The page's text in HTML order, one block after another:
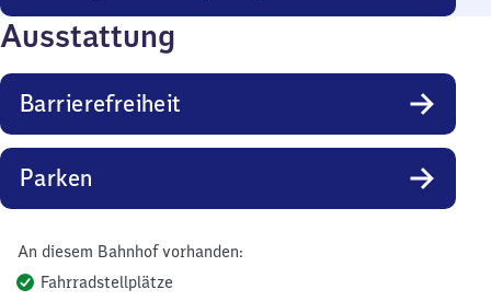
Ausstattung
Barrierefreiheit
Parken
An diesem Bahnhof vorhanden:
Fahrradstellplätze